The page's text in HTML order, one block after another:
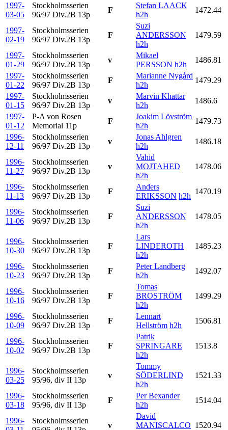
1997-
03-05
Stockholmsserien
96/97 Div.2B 13p
F
Stefan LAACK
h2h
1472.44
1997-
02-19
Stockholmsserien
96/97 Div.2B 13p
F
Suzi
ANDERSSON
h2h
1479.59
1997-
01-29
Stockholmsserien
96/97 Div.2B 13p
v
Mikael
PERSSON h2h
1486.81
1997-
01-22
Stockholmsserien
96/97 Div.2B 13p
F
Marianne Nygård
h2h
1479.29
1997-
01-15
Stockholmsserien
96/97 Div.2B 13p
v
Marvin Khattar
h2h
1486.6
1997-
01-12
P-A von Rosen
Memorial 11p
F
Joakim Lövström
h2h
1479.73
1996-
12-11
Stockholmsserien
96/97 Div.2B 13p
v
Jonas Ahlgren
h2h
1486.18
1996-
11-27
Stockholmsserien
96/97 Div.2B 13p
v
Vahid
MOJTAHED
h2h
1478.06
1996-
11-13
Stockholmsserien
96/97 Div.2B 13p
F
Anders
ERIKSSON h2h
1470.19
1996-
11-06
Stockholmsserien
96/97 Div.2B 13p
F
Suzi
ANDERSSON
h2h
1478.05
1996-
10-30
Stockholmsserien
96/97 Div.2B 13p
F
Lars
LINDEROTH
h2h
1485.23
1996-
10-23
Stockholmsserien
96/97 Div.2B 13p
F
Peter Landberg
h2h
1492.07
1996-
10-16
Stockholmsserien
96/97 Div.2B 13p
F
Tomas
BROSTRÖM
h2h
1499.29
1996-
10-09
Stockholmsserien
96/97 Div.2B 13p
F
Lennart
Hellström h2h
1506.81
1996-
10-02
Stockholmsserien
96/97 Div.2B 13p
F
Patrik
SPRINGARE
h2h
1513.8
1996-
03-25
Stockholmsserien
95/96, div II 13p
v
Tommy
SÖDERLIND
h2h
1521.33
1996-
03-18
Stockholmsserien
95/96, div II 13p
F
Per Bexander
h2h
1514.04
1996-
Stockholmsserien
v
David
MANISCALCO 1520.94